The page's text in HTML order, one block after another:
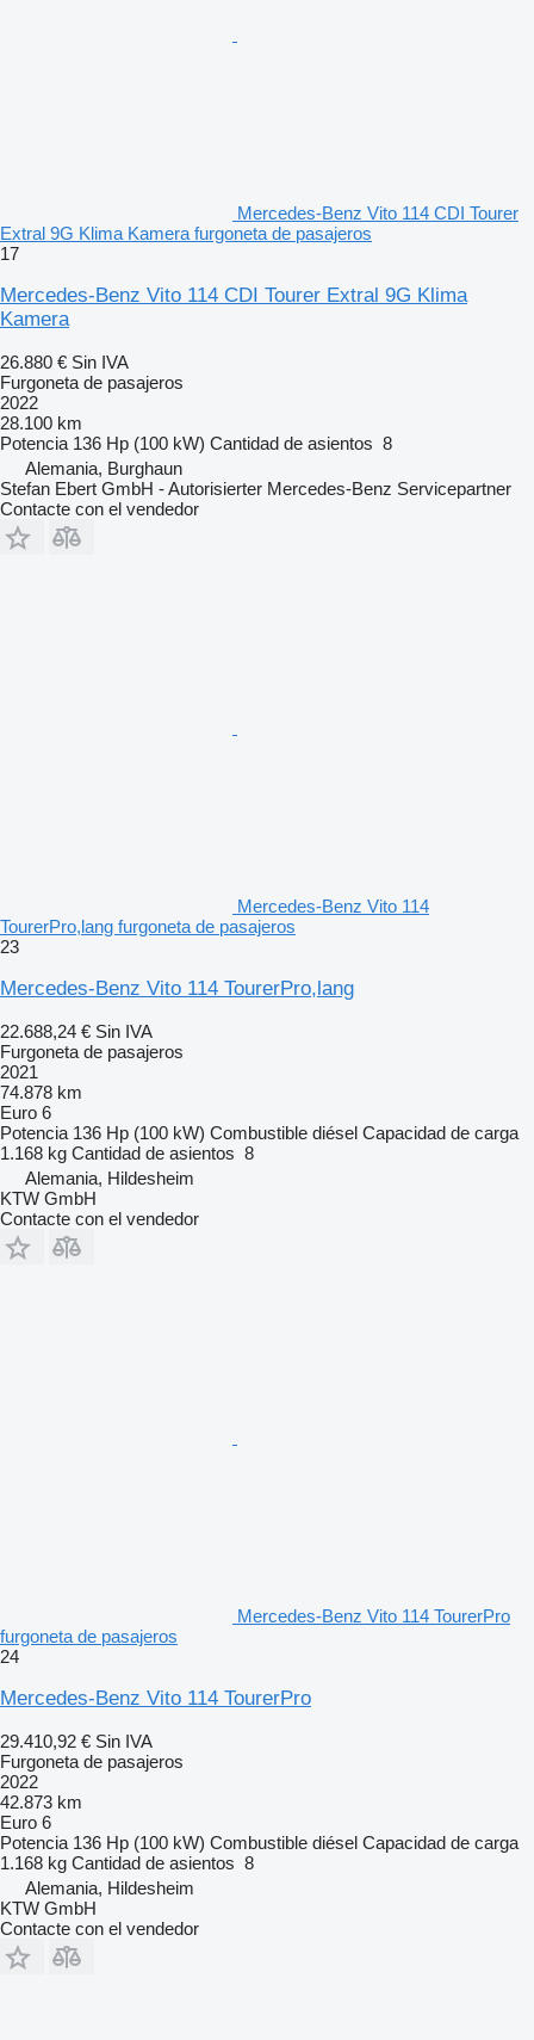
Mercedes-Benz Vito 114 CDI Tourer
Extral 9G Klima Kamera furgoneta de pasajeros
17
Mercedes-Benz Vito 114 CDI Tourer Extral 9G Klima
Kamera
26.880 € Sin IVA
Furgoneta de pasajeros
2022
28.100 km
Potencia 136 Hp (100 kW) Cantidad de asientos 8
Alemania, Burghaun
Stefan Ebert GmbH - Autorisierter Mercedes-Benz Servicepartner
Contacte con el vendedor
Mercedes-Benz Vito 114
TourerPro,lang furgoneta de pasajeros
23
Mercedes-Benz Vito 114 TourerPro,lang
22.688,24 € Sin IVA
Furgoneta de pasajeros
2021
74.878 km
Euro 6
Potencia 136 Hp (100 kW) Combustible diésel Capacidad de carga
1.168 kg Cantidad de asientos 8
Alemania, Hildesheim
KTW GmbH
Contacte con el vendedor
Mercedes-Benz Vito 114 TourerPro
furgoneta de pasajeros
24
Mercedes-Benz Vito 114 TourerPro
29.410,92 € Sin IVA
Furgoneta de pasajeros
2022
42.873 km
Euro 6
Potencia 136 Hp (100 kW) Combustible diésel Capacidad de carga
1.168 kg Cantidad de asientos 8
Alemania, Hildesheim
KTW GmbH
Contacte con el vendedor